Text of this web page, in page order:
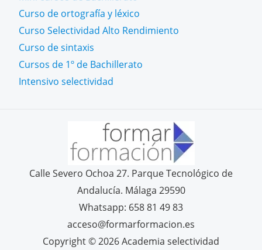
Curso de ortografía y léxico
Curso Selectividad Alto Rendimiento
Curso de sintaxis
Cursos de 1º de Bachillerato
Intensivo selectividad
Calle Severo Ochoa 27. Parque Tecnológico de
Andalucía. Málaga 29590
Whatsapp: 658 81 49 83
acceso@formarformacion.es
Copyright © 2026 Academia selectividad